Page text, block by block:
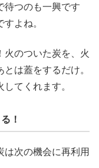
待つのも一興です
よね。
火のついた炭を、火
は蓋をするだけ。
てくれます。
！
は次の機会に再利用